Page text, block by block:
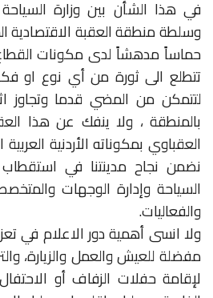
في هذا الشأن بين وزارة
وسلطة منطقة العقبة الاقتصادية
حماساً مدهشاً لدى مكونات
تتطلع الى ثورة من أي نوع او
لتتمكن من المضي قدما وتجاوز
بالمنطقة ، ولا ينفك عن هذا
العقباوي بمكوناته الأردنية
نضمن نجاح مدينتنا في
السياحة وإدارة الوجهات
والفعاليات.
ولا انسى أهمية دور الاعلام في
مفضلة للعيش والعمل والزيارة،
لإقامة حفلات الزفاف أو